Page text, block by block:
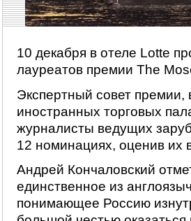
10 декабря в отеле Lotte
лауреатов премии The
Экспертный совет премии,
иностранных торговых
журналисты ведущих
12 номинациях, оценив их
Андрей Кончаловский
единственное из
понимающее Россию